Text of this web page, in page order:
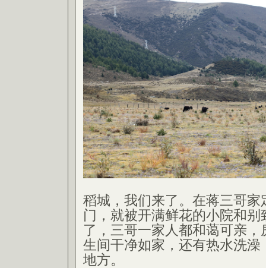
稻城，我们来了。在蒋三哥家
门，就被开满鲜花的小院和
了，三哥一家人都和蔼可亲
生间干净如家，还有热水洗澡
地方。